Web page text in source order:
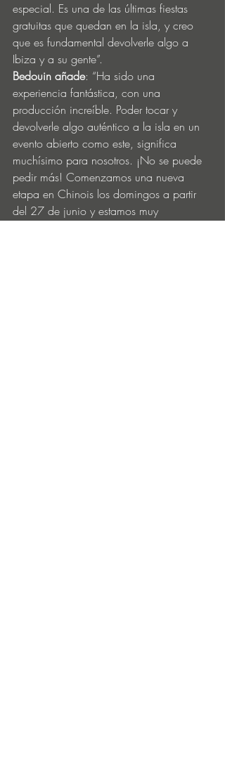
especial. Es una de las últimas fiestas
gratuitas que quedan en la isla, y creo
que es fundamental devolverle algo a
Ibiza y a su gente”.
Bedouin añade: “Ha sido una
experiencia fantástica, con una
producción increíble. Poder tocar y
devolverle algo auténtico a la isla en un
evento abierto como este, significa
muchísimo para nosotros. ¡No se puede
pedir más! Comenzamos una nueva
etapa en Chinois los domingos a partir
del 27 de junio y estamos muy